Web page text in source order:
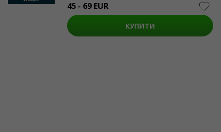
45 - 69 EUR
КУПИТИ